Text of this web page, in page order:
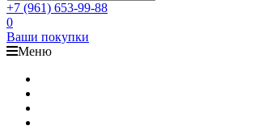
+7 (961) 653-99-88
0
Ваши покупки
Меню